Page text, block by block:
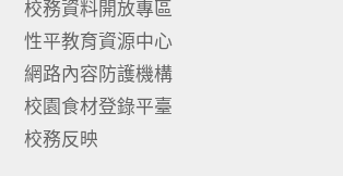
校務資料開放專區
性平教育資源中心
網路內容防護機構
校園食材登錄平臺
校務反映